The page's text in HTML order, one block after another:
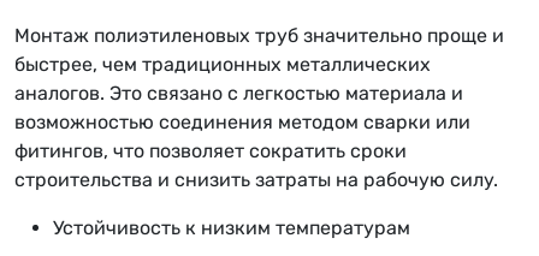
Монтаж полиэтиленовых труб значительно проще и
быстрее, чем традиционных металлических
аналогов. Это связано с легкостью материала и
возможностью соединения методом сварки или
фитингов, что позволяет сократить сроки
строительства и снизить затраты на рабочую силу.
Устойчивость к низким температурам